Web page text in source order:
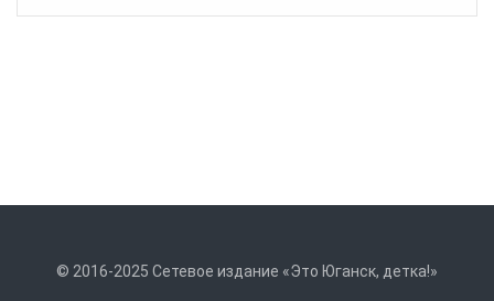
© 2016-2025 Сетевое издание «Это Юганск, детка!»